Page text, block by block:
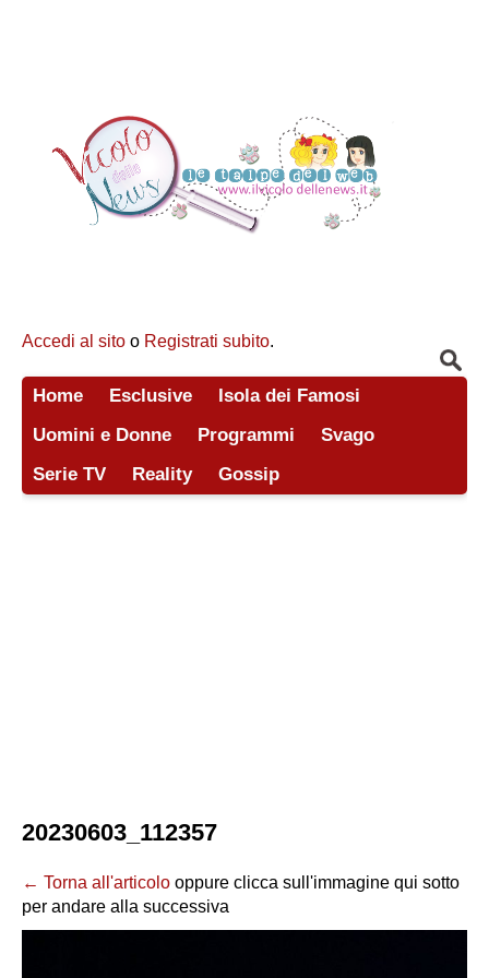
Accedi al sito o Registrati subito.
Home Esclusive
Isola dei Famosi
Uomini e Donne
Programmi
Svago
Serie TV
Reality Gossip
20230603_112357
← Torna all'articolo oppure clicca sull'immagine qui sotto
per andare alla successiva